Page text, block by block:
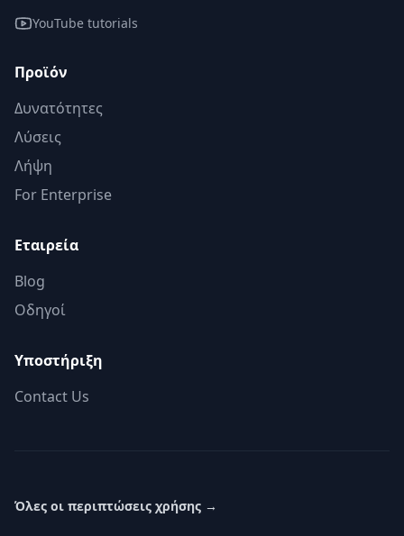
YouTube tutorials
Προϊόν
Δυνατότητες
Λύσεις
Λήψη
For Enterprise
Εταιρεία
Blog
Οδηγοί
Υποστήριξη
Contact Us
Όλες οι περιπτώσεις χρήσης →